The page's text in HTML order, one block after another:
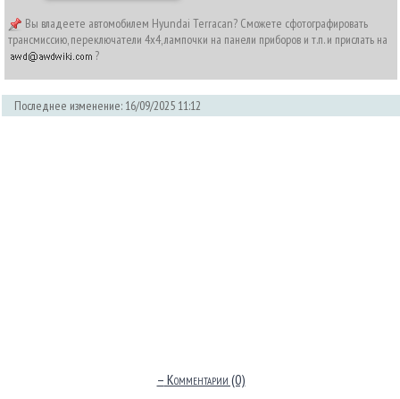
Вы владеете автомобилем Hyundai Terracan? Сможете сфотографировать
трансмиссию, переключатели 4х4, лампочки на панели приборов и т.п. и прислать на
?
Последнее изменение: 16/09/2025 11:12
– Комментарии (0)